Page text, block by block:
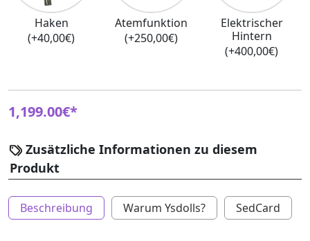
Haken
(+40,00€)
Atemfunktion
(+250,00€)
Elektrischer
Hintern
(+400,00€)
1,199.00€*
Zusätzliche Informationen zu diesem
Produkt
Beschreibung Warum Ysdolls? SedCard